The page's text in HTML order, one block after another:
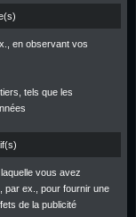
en observant vos
tels que les
vous avez
par ex., pour fournir une
de la publicité